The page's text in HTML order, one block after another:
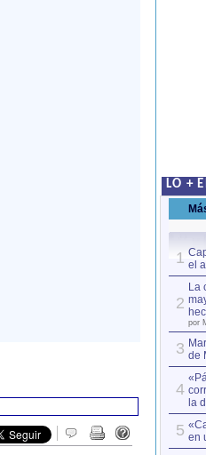
LO +
1 el
2
La
por
3 de
4
la
5 en